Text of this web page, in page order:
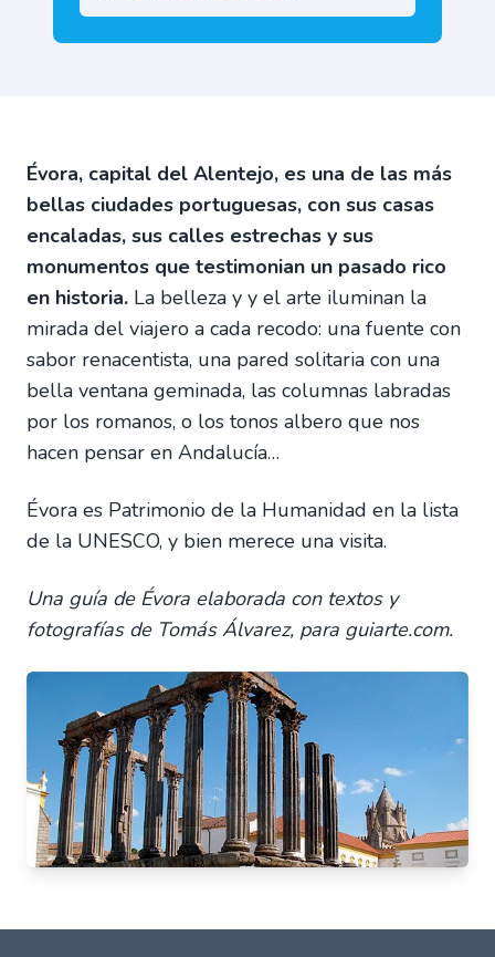
Évora, capital del Alentejo, es una de las más
bellas ciudades portuguesas, con sus casas
encaladas, sus calles estrechas y sus
monumentos que testimonian un pasado rico
en historia. La belleza y y el arte iluminan la
mirada del viajero a cada recodo: una fuente con
sabor renacentista, una pared solitaria con una
bella ventana geminada, las columnas labradas
por los romanos, o los tonos albero que nos
hacen pensar en Andalucía…
Évora es Patrimonio de la Humanidad en la lista
de la UNESCO, y bien merece una visita.
Una guía de Évora elaborada con textos y
fotografías de Tomás Álvarez, para guiarte.com.